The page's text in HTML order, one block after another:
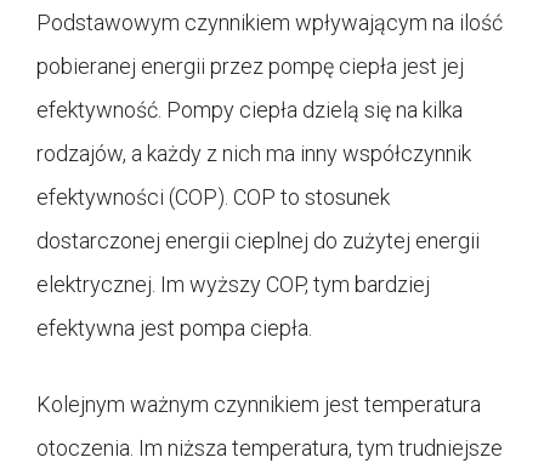
Podstawowym czynnikiem wpływającym na ilość
pobieranej energii przez pompę ciepła jest jej
efektywność. Pompy ciepła dzielą się na kilka
rodzajów, a każdy z nich ma inny współczynnik
efektywności (COP). COP to stosunek
dostarczonej energii cieplnej do zużytej energii
elektrycznej. Im wyższy COP, tym bardziej
efektywna jest pompa ciepła.
Kolejnym ważnym czynnikiem jest temperatura
otoczenia. Im niższa temperatura, tym trudniejsze